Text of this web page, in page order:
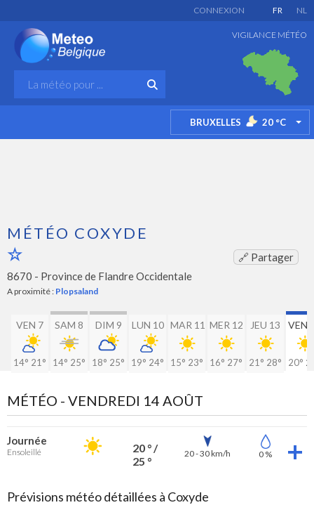
FR NL
CONNEXION
VIGILANCE MÉTÉO
BRUXELLES 20 °C
MÉTÉO COXYDE
🔗 Partager
8670 - Province de Flandre Occidentale
A proximité : Plopsaland
VEN 7
14° 21°
SAM 8
14° 25°
DIM 9
18° 25°
LUN 10
19° 24°
MAR 11
15° 23°
MER 12
16° 27°
JEU 13
21° 28°
VEN
20°
MÉTÉO - VENDREDI 14 AOÛT
Journée
Ensoleillé
20 ° /
25 °
20 - 30 km/h 0 %
Prévisions météo détaillées à Coxyde